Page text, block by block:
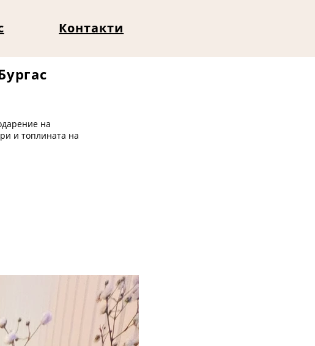
Контакти
на
и топлината на